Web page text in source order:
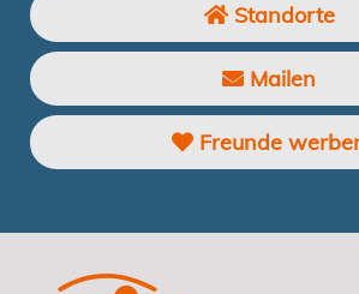
Standorte
Mailen
Freunde